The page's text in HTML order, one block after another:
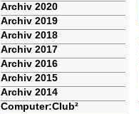
Archiv 2020
Archiv 2019
Archiv 2018
Archiv 2017
Archiv 2016
Archiv 2015
Archiv 2014
Computer:Club²